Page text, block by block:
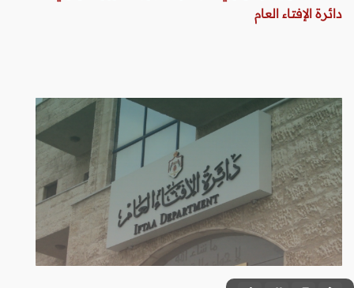
دائرة الإفتاء العام